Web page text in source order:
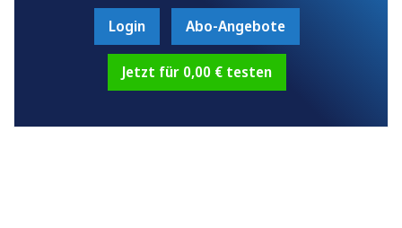
Login Abo-Angebote
Jetzt für 0,00 € testen